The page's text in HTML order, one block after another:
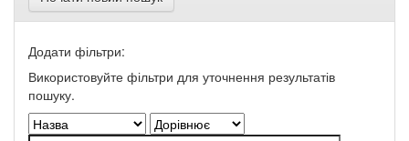
Додати фільтри:
Використовуйте фільтри для уточнення результатів
пошуку.